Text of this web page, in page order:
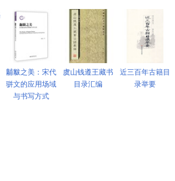
黼黻之美：宋代
骈文的应用场域
与书写方式
虞山钱遵王藏书
目录汇编
近三百年古籍目
录举要